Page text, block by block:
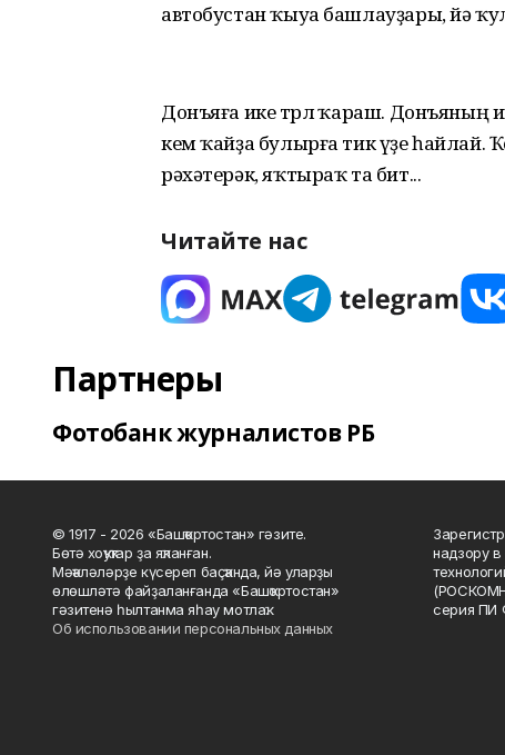
автобустан ҡыуа башлауҙары, йә
Донъяға ике төрлө ҡараш. Донъяның
кем ҡайҙа булырға тик үҙе һайлай.
рәхәтерәк, яҡтыраҡ та бит...
Читайте нас
Партнеры
Фотобанк журналистов РБ
© 1917 - 2026 «Башҡортостан» гәзите.
Бөтә хоҡуҡтар ҙа яҡланған.
Мәҡәләләрҙе күсереп баҫҡанда, йә уларҙы
өлөшләтә файҙаланғанда «Башҡортостан»
гәзитенә һылтанма яһау мотлаҡ.
Об использовании персональных данных
надзору
серия ПИ